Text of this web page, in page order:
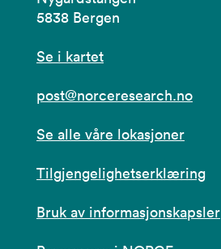
5838 Bergen
Se i kartet
post@norceresearch.no
Se alle våre lokasjoner
Tilgjengelighetserklæring
Bruk av informasjonskapsler